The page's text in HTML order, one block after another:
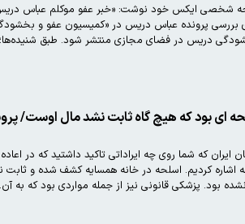
وکیل او در صفحه شخصی ایکس خود نوشت: «خبر عفو موکلم
بررسی پرونده عباس دریس در «کمیسیون عفو و
دریس در فضای مجازی منتشر شود. طبق
ای بود که هیچ گاه ثابت نشد مال اوست/
که شما روی چه ایراداتی تاکید داشتید که در
اشاره کردیم. اسلحه در خانه همسایه کشف شده و
بود. پزشکی قانونی نیز از جمله مواردی بود که به